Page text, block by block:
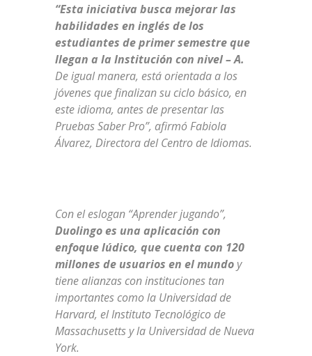
“Esta iniciativa busca mejorar las
habilidades en inglés de los
estudiantes de primer semestre que
llegan a la Institución con nivel – A.
De igual manera, está orientada a los
jóvenes que finalizan su ciclo básico, en
este idioma, antes de presentar las
Pruebas Saber Pro”, afirmó Fabiola
Álvarez, Directora del Centro de Idiomas.
Con el eslogan “Aprender jugando”,
Duolingo es una aplicación con
enfoque lúdico, que cuenta con 120
millones de usuarios en el mundo y
tiene alianzas con instituciones tan
importantes como la Universidad de
Harvard, el Instituto Tecnológico de
Massachusetts y la Universidad de Nueva
York.